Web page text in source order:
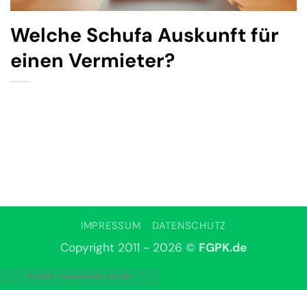
Welche Schufa Auskunft für
einen Vermieter?
IMPRESSUM DATENSCHUTZ
Copyright 2011 - 2026 © FGPK.de